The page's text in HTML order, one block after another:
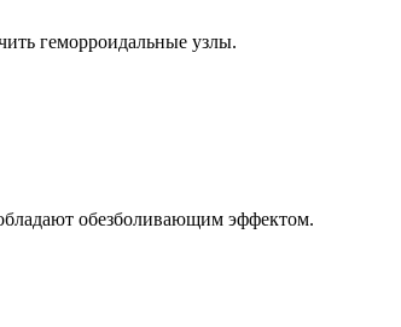
геморроидальные узлы.
обезболивающим эффектом.